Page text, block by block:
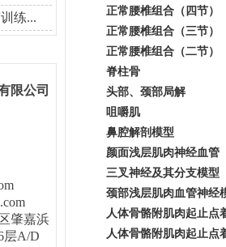
练...
限公司
肇嘉浜
层A/D
正常腰椎组合（四节）
正常腰椎组合（三节）
正常腰椎组合（二节）
脊柱骨
头部、颈部局解
咀嚼肌
鼻腔解剖模型
颜面浅层肌肉神经血管
三叉神经及其分支模型
颈部浅层肌肉血管神经
人体骨骼附肌肉起止点
人体骨骼附肌肉起止点